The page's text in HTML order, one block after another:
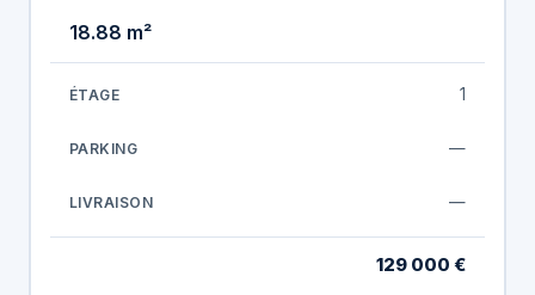
18.88 m²
1
—
—
129 000 €